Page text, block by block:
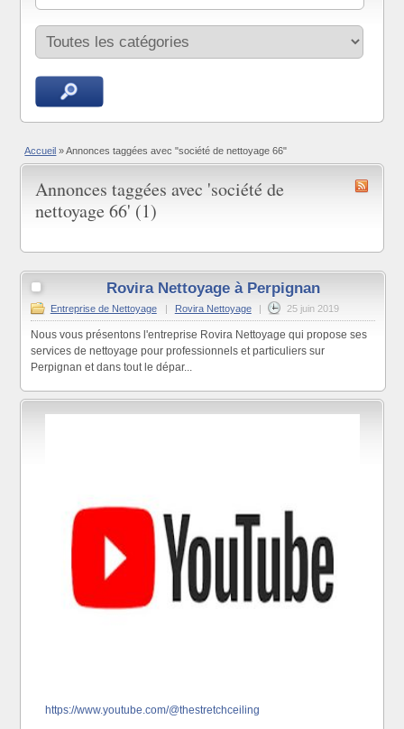
Accueil » Annonces taggées avec "société de nettoyage 66"
Annonces taggées avec 'société de
nettoyage 66' (1)
Rovira Nettoyage à Perpignan
Entreprise de Nettoyage Rovira Nettoyage 25 juin 2019
Nous vous présentons l'entreprise Rovira Nettoyage qui propose ses
services de nettoyage pour professionnels et particuliers sur
Perpignan et dans tout le dépar...
https://www.youtube.com/@thestretchceiling